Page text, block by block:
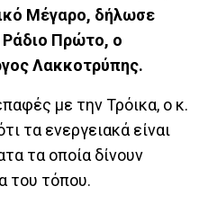
Μέγαρο, δήλωσε
Πρώτο, ο
Λακκοτρύπης.
με την Τρόικα, ο κ.
τα ενεργειακά είναι
τα οποία δίνουν
του τόπου.